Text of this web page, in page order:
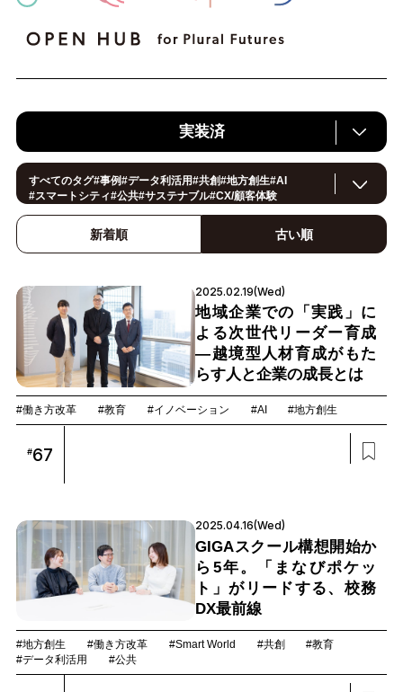
実装済
すべてのタグ#事例#データ利活用#共創#地方創生#AI
#スマートシティ#公共#サステナブル#CX/顧客体験
イノベーション#IoT
スマートファクトリー
スマートライフ
ロボティクス
#建設#メタバース#5G#セキュリティ#OPEN HUB
#
デジタルツイン
新着順 古い順
2025.02.19(Wed)
地域企業での「実践」に
よる次世代リーダー育成
―越境型人材育成がもた
らす人と企業の成長とは
#働き方改革 #教育 #イノベーション #AI #地方創生
#67
2025.04.16(Wed)
GIGAスクール構想開始か
ら5年。「まなびポケッ
ト」がリードする、校務
DX最前線
#地方創生 #働き方改革 #Smart World #共創
#教育
#データ利活用
#公共